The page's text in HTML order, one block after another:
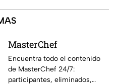
MasterChef
Encuentra todo el contenido
de MasterChef 24/7:
participantes, eliminados,